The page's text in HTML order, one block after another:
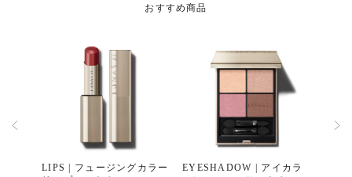
おすすめ商品
LIPS | フュージングカラー
EYESHADOW | アイカラ